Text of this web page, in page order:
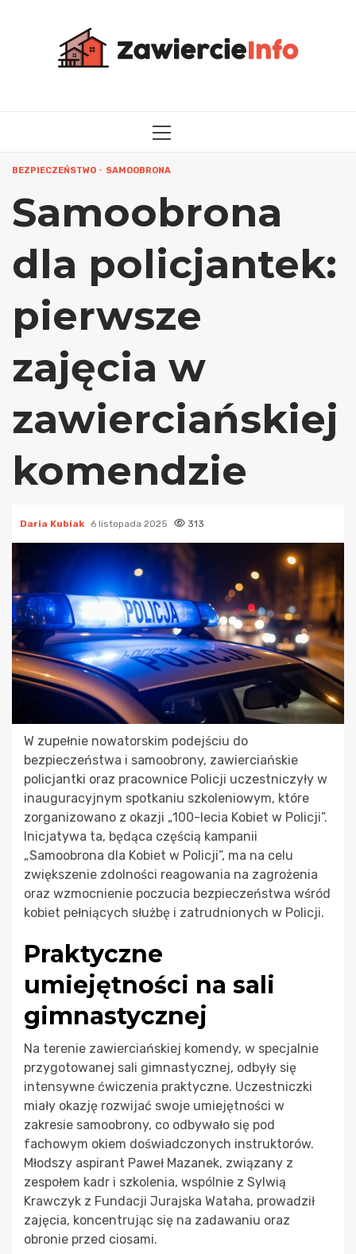
MENU
BEZPIECZEŃSTWO SAMOOBRONA
Samoobrona
dla policjantek:
pierwsze
zajęcia w
zawierciańskiej
komendzie
Daria Kubiak 6 listopada 2025 313
W zupełnie nowatorskim podejściu do
bezpieczeństwa i samoobrony, zawierciańskie
policjantki oraz pracownice Policji uczestniczyły w
inauguracyjnym spotkaniu szkoleniowym, które
zorganizowano z okazji „100-lecia Kobiet w Policji”.
Inicjatywa ta, będąca częścią kampanii
„Samoobrona dla Kobiet w Policji”, ma na celu
zwiększenie zdolności reagowania na zagrożenia
oraz wzmocnienie poczucia bezpieczeństwa wśród
kobiet pełniących służbę i zatrudnionych w Policji.
Praktyczne
umiejętności na sali
gimnastycznej
Na terenie zawierciańskiej komendy, w specjalnie
przygotowanej sali gimnastycznej, odbyły się
intensywne ćwiczenia praktyczne. Uczestniczki
miały okazję rozwijać swoje umiejętności w
zakresie samoobrony, co odbywało się pod
fachowym okiem doświadczonych instruktorów.
Młodszy aspirant Paweł Mazanek, związany z
zespołem kadr i szkolenia, wspólnie z Sylwią
Krawczyk z Fundacji Jurajska Wataha, prowadził
zajęcia, koncentrując się na zadawaniu oraz
obronie przed ciosami.